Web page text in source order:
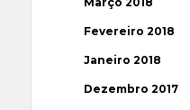
Fevereiro 2018
Janeiro 2018
Dezembro 2017